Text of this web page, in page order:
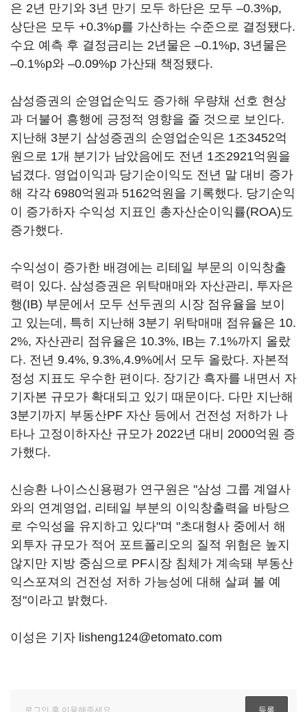
은 2년 만기와 3년 만기 모두 하단은 모두 –0.3%p,
상단은 모두 +0.3%p를 가산하는 수준으로 결정됐다.
수요 예측 후 결정금리는 2년물은 –0.1%p, 3년물은
–0.1%p와 –0.09%p 가산돼 책정됐다.
삼성증권의 순영업순익도 증가해 우량채 선호 현상
과 더불어 흥행에 긍정적 영향을 줄 것으로 보인다.
지난해 3분기 삼성증권의 순영업순익은 1조3452억
원으로 1개 분기가 남았음에도 전년 1조2921억원을
넘겼다. 영업이익과 당기순이익도 전년 말 대비 증가
해 각각 6980억원과 5162억원을 기록했다. 당기순익
이 증가하자 수익성 지표인 총자산순이익률(ROA)도
증가했다.
수익성이 증가한 배경에는 리테일 부문의 이익창출
력이 있다. 삼성증권은 위탁매매와 자산관리, 투자은
행(IB) 부문에서 모두 선두권의 시장 점유율을 보이
고 있는데, 특히 지난해 3분기 위탁매매 점유율은 10.
2%, 자산관리 점유율은 10.3%, IB는 7.1%까지 올랐
다. 전년 9.4%, 9.3%,4.9%에서 모두 올랐다. 자본적
정성 지표도 우수한 편이다. 장기간 흑자를 내면서 자
기자본 규모가 확대되고 있기 때문이다. 다만 지난해
3분기까지 부동산PF 자산 등에서 건전성 저하가 나
타나 고정이하자산 규모가 2022년 대비 2000억원 증
가했다.
신승환 나이스신용평가 연구원은 "삼성 그룹 계열사
와의 연계영업, 리테일 부분의 이익창출력을 바탕으
로 수익성을 유지하고 있다"며 "초대형사 중에서 해
외투자 규모가 적어 포트폴리오의 질적 위험은 높지
않지만 지방 중심으로 PF시장 침체가 계속돼 부동산
익스포져의 건전성 저하 가능성에 대해 살펴 볼 예
정"이라고 밝혔다.
이성은 기자 lisheng124@etomato.com